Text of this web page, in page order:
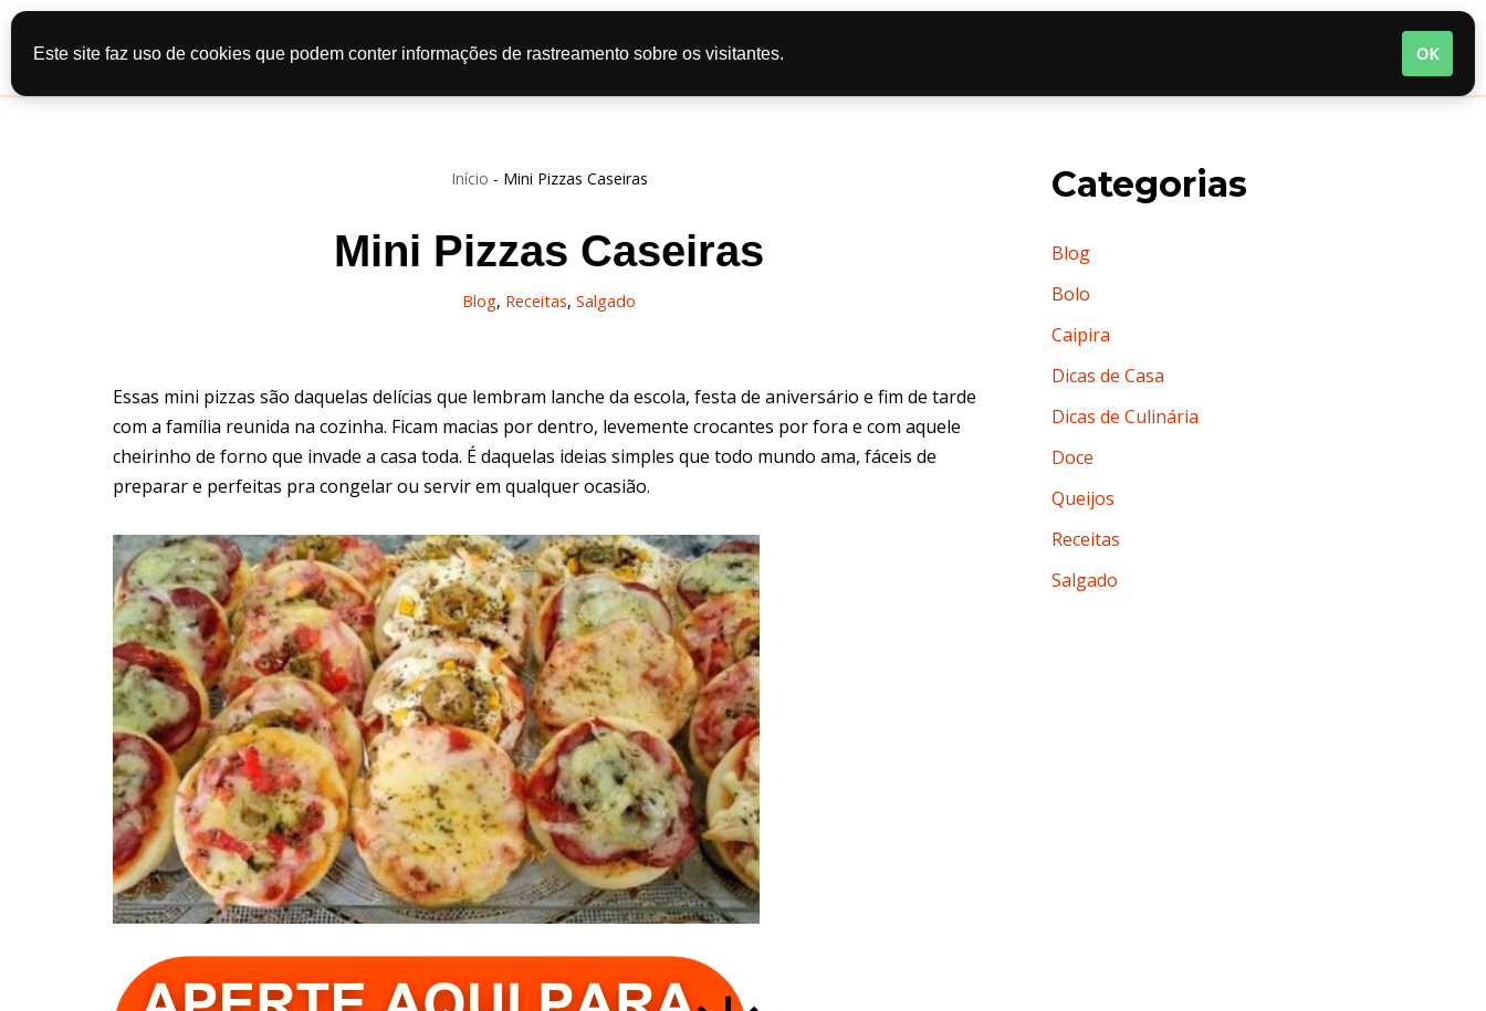
Pular
para
Contato
Políticas de Privacidade
Início - Mini Pizzas Caseiras
Mini Pizzas Caseiras
Blog, Receitas, Salgado
Essas mini pizzas são daquelas delícias que lembram lanche da escola, festa de aniversário e fim de tarde
com a família reunida na cozinha. Ficam macias por dentro, levemente crocantes por fora e com aquele
cheirinho de forno que invade a casa toda. É daquelas ideias simples que todo mundo ama, fáceis de
preparar e perfeitas pra congelar ou servir em qualquer ocasião.
Categorias
Blog
Bolo
Caipira
Dicas de Casa
Dicas de Culinária
Doce
Queijos
Receitas
Salgado
Este site faz uso de cookies que podem conter informações de rastreamento sobre os visitantes. OK